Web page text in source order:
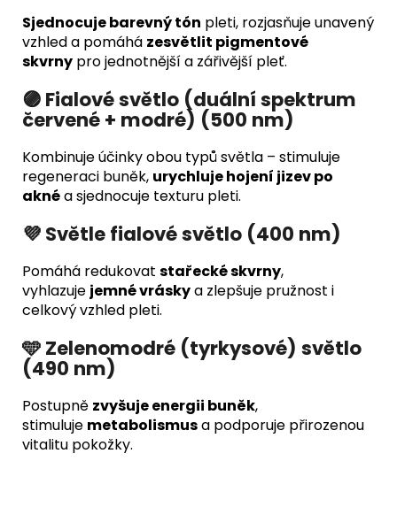
Sjednocuje barevný tón pleti, rozjasňuje unavený
vzhled a pomáhá zesvětlit pigmentové
skvrny pro jednotnější a zářivější pleť.
🟣 Fialové světlo (duální spektrum
červené + modré) (500 nm)
Kombinuje účinky obou typů světla – stimuluje
regeneraci buněk, urychluje hojení jizev po
aknéa sjednocuje texturu pleti.
💜 Světle fialové světlo (400 nm)
Pomáhá redukovat stařecké skvrny,
vyhlazuje jemné vráskya zlepšuje pružnost i
celkový vzhled pleti.
🩵 Zelenomodré (tyrkysové) světlo
(490 nm)
Postupně zvyšuje energii buněk,
stimuluje metabolismusa podporuje přirozenou
vitalitu pokožky.